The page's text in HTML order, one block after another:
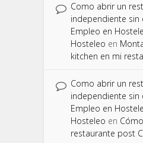
Como abrir un
independiente sin
Empleo en
Hosteleo en
kitchen en mi
Como abrir un
independiente sin
Empleo en
Hosteleo en
restaurante post